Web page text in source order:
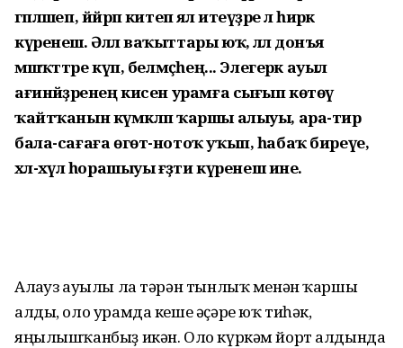
гәпләшеп, йәйрәп китеп ял итеүҙәре лә һирәк
күренеш. Әллә ваҡыттары юҡ, әллә донъя
мәшәҡәттәре күп, белмәҫһең... Элегерәк ауыл
ағинәйҙәренең кисен урамға сығып көтөү
ҡайтҡанын күмәкләп ҡаршы алыуы, ара-тирә
бала-сағаға өгөт-нотоҡ уҡып, һабаҡ биреүе,
хәл-әхүәл һорашыуы ғәҙәти күренеш ине.
Алағуз ауылы ла тәрән тынлыҡ менән ҡаршы
алды, оло урамда кеше әҫәре юҡ тиһәк,
яңылышҡанбыҙ икән. Оло күркәм йорт алдында